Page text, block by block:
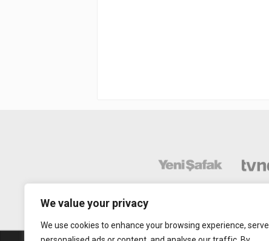
We value your privacy
We use cookies to enhance your browsing experience, serve